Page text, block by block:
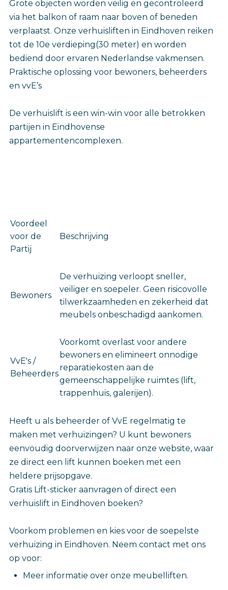
Grote objecten worden veilig en gecontroleerd
via het balkon of raam naar boven of beneden
verplaatst. Onze verhuisliften in Eindhoven reiken
tot de 10e verdieping(30 meter) en worden
bediend door ervaren Nederlandse vakmensen.
Praktische oplossing voor bewoners, beheerders
en vvE’s
De verhuislift is een win-win voor alle betrokken
partijen in Eindhovense
appartementencomplexen.
Voordeel
voor de
Partij
Beschrijving
Bewoners
De verhuizing verloopt sneller,
veiliger en soepeler. Geen risicovolle
tilwerkzaamheden en zekerheid dat
meubels onbeschadigd aankomen.
VvE's /
Beheerders
Voorkomt overlast voor andere
bewoners en elimineert onnodige
reparatiekosten aan de
gemeenschappelijke ruimtes (lift,
trappenhuis, galerijen).
Heeft u als beheerder of VvE regelmatig te
maken met verhuizingen? U kunt bewoners
eenvoudig doorverwijzen naar onze website, waar
ze direct een lift kunnen boeken met een
heldere prijsopgave.
Gratis Lift-sticker aanvragen of direct een
verhuislift in Eindhoven boeken?
Voorkom problemen en kies voor de soepelste
verhuizing in Eindhoven. Neem contact met ons
op voor:
Meer informatie over onze meubelliften.